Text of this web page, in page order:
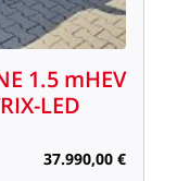
1.5 mHEV
LED
37.990,00 €